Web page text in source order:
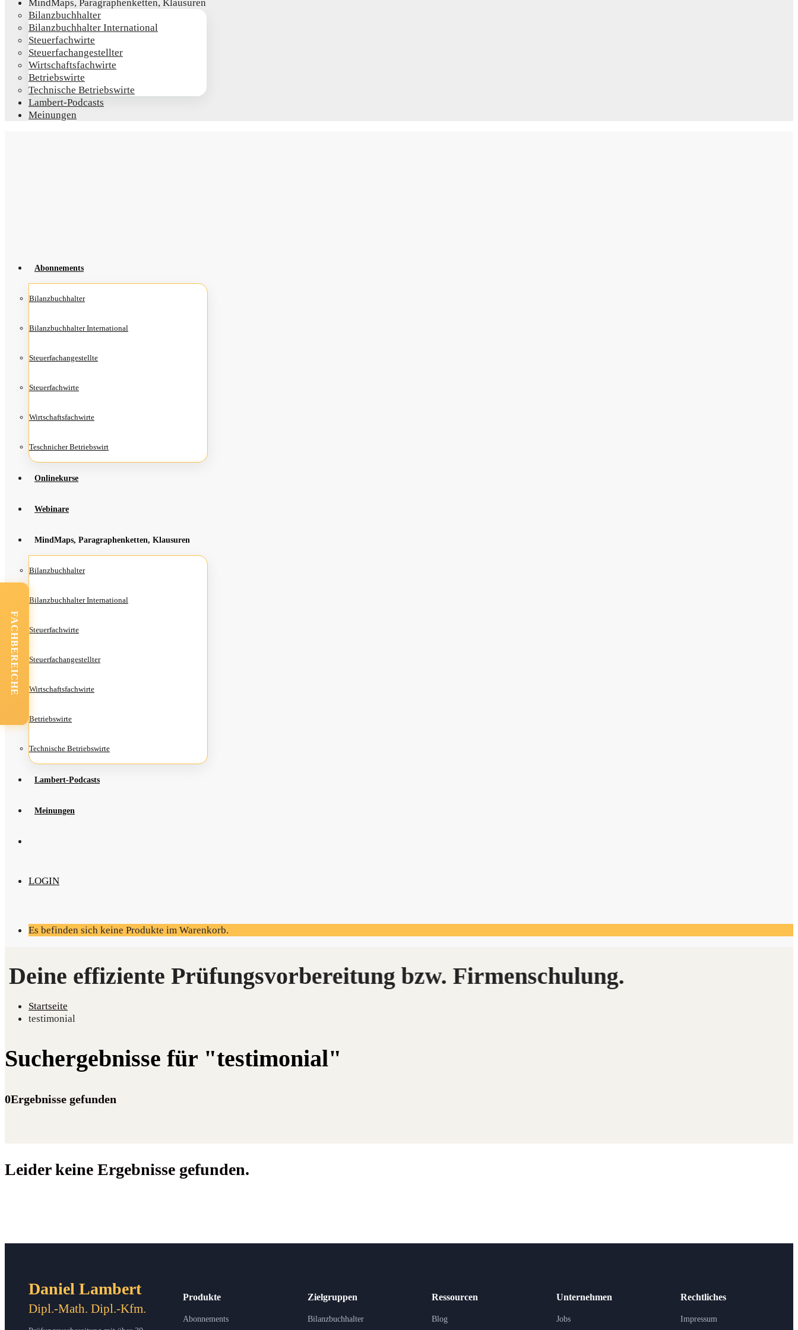
Mind­Maps, Para­gra­phen­ket­ten, Klausuren
Bilanz­buch­hal­ter
Bilanz­buch­hal­ter International
Steu­er­fach­wir­te
Steu­er­fach­an­ge­stell­ter
Wirt­schafts­fach­wir­te
Betriebs­wir­te
Tech­ni­sche Betriebswirte
Lam­­bert-Pod­­casts
Mei­nun­gen
Abon­ne­ments
Bilanz­buch­hal­ter
Bilanz­buch­hal­ter International
Steu­er­fach­an­ge­stell­te
Steu­er­fach­wir­te
Wirt­schafts­fach­wir­te
Teschni­cher Betriebswirt
Online­kur­se
Web­i­na­re
Mind­Maps, Para­gra­phen­ket­ten, Klausuren
Bilanz­buch­hal­ter
Bilanz­buch­hal­ter International
Steu­er­fach­wir­te
Steu­er­fach­an­ge­stell­ter
Wirt­schafts­fach­wir­te
Betriebs­wir­te
Tech­ni­sche Betriebswirte
Lam­­bert-Pod­­casts
Mei­nun­gen
LOGIN
Es befinden sich keine Produkte im Warenkorb.
Startseite
testimonial
Suchergebnisse für "testimonial"
0Ergebnisse gefunden
Leider keine Ergebnisse gefunden.
Daniel Lambert
Dipl.-Math. Dipl.-Kfm.
Produkte
Abonnements
Zielgruppen
Bilanzbuchhalter
Ressourcen
Blog
Unternehmen
Jobs
Rechtliches
Impressum
FACHBEREICHE